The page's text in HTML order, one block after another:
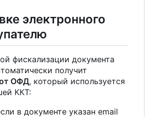
электронного
фискализации документа
получит
ОФД, который используется
ККТ:
в документе указан email